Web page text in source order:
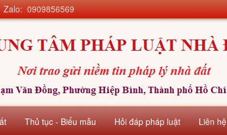
Thủ tục - Biểu mẫu Hỏi đáp pháp luật Liên hệ
Zalo: 0909856569